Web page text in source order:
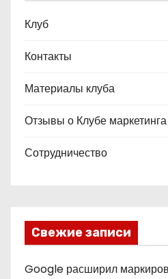
Клуб
Контакты
Материалы клуба
Отзывы о Клубе
Сотрудничество
Свежие записи
Google расширил